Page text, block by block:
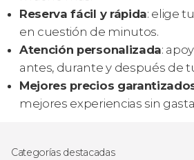
Reserva fácil y rápida: elige
en cuestión de minutos.
Atención personalizada:
antes, durante y después de
Mejores precios
mejores experiencias sin
Categorías destacadas